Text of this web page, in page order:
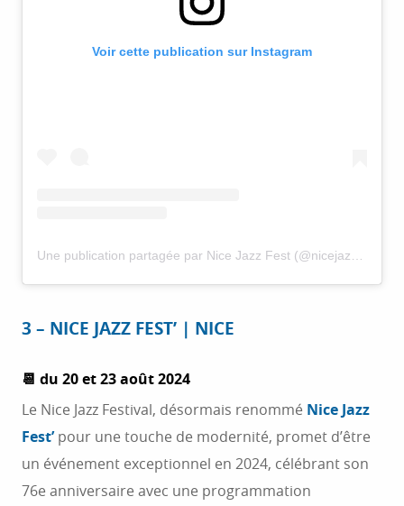
Voir cette publication sur Instagram
3 – NICE JAZZ FEST’ | NICE
📆 du 20 et 23 août 2024
Le Nice Jazz Festival, désormais renommé Nice Jazz
Fest’pour une touche de modernité, promet d’être
un événement exceptionnel en 2024, célébrant son
76e anniversaire avec une programmation